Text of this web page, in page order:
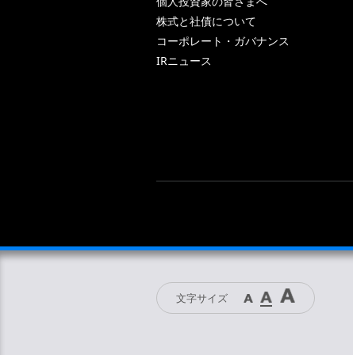
株式と社債について
コーポレート・ガバナンス
IRニュース
文字サイズ